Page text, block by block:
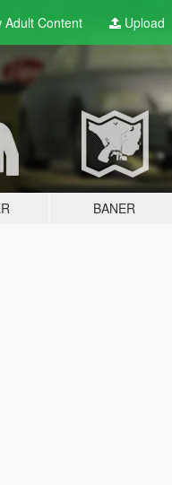
AdultContent Upload
BANER